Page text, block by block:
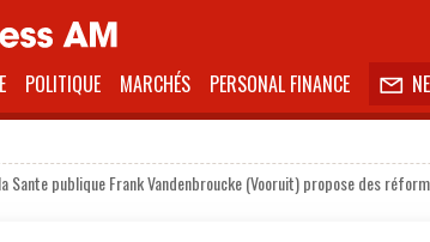
POLITIQUE MARCHÉS PERSONAL FINANCE 
Sante publique Frank Vandenbroucke (Vooruit) propose des